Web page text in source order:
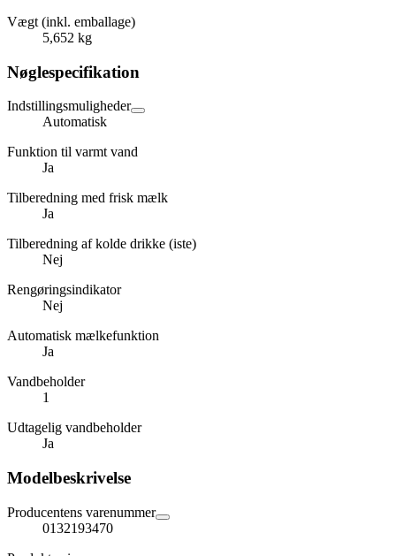
Vægt (inkl. emballage)
5,652 kg
Nøglespecifikation
Indstillingsmuligheder
Automatisk
Funktion til varmt vand
Ja
Tilberedning med frisk mælk
Ja
Tilberedning af kolde drikke (iste)
Nej
Rengøringsindikator
Nej
Automatisk mælkefunktion
Ja
Vandbeholder
1
Udtagelig vandbeholder
Ja
Modelbeskrivelse
Producentens varenummer
0132193470